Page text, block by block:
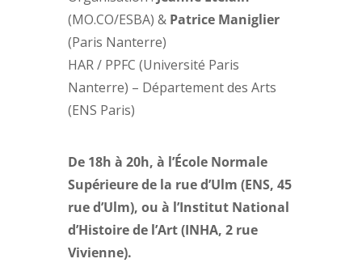
(MO.CO/ESBA) & Patrice Maniglier
(Paris Nanterre)
HAR / PPFC (Université Paris
Nanterre) – Département des Arts
(ENS Paris)
De 18h à 20h, à l’École Normale
Supérieure de la rue d’Ulm (ENS, 45
rue d’Ulm), ou à l’Institut National
d’Histoire de l’Art (INHA, 2 rue
Vivienne).